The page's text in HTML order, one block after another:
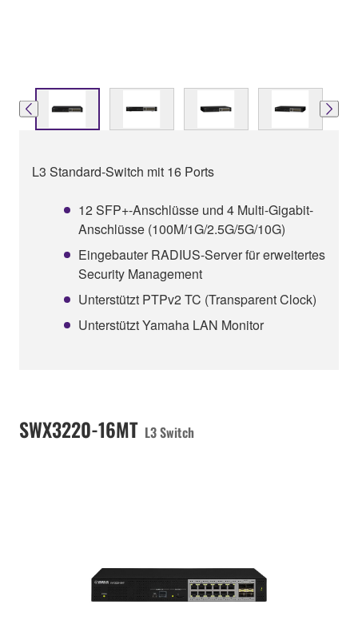
L3 Standard-Switch mit 16 Ports
12 SFP+-Anschlüsse und 4 Multi-Gigabit-
Anschlüsse (100M/1G/2.5G/5G/10G)
Eingebauter RADIUS-Server für erweitertes
Security Management
Unterstützt PTPv2 TC (Transparent Clock)
Unterstützt Yamaha LAN Monitor
SWX3220-16MT L3 Switch